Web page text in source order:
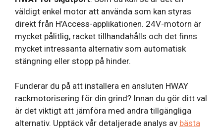
väldigt enkel motor att använda som kan styras
direkt från H’Access-applikationen. 24V-motorn är
mycket pålitlig, racket tillhandahålls och det finns
mycket intressanta alternativ som automatisk
stängning eller stopp på hinder.
Funderar du på att installera en ansluten HWAY
rackmotorisering för din grind? Innan du gör ditt val
är det viktigt att jämföra med andra tillgängliga
alternativ. Upptäck vår detaljerade analys av bästa